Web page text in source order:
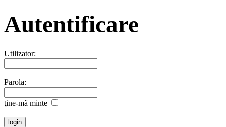
Autentificare
Utilizator:
Parola:
ţine-mã minte